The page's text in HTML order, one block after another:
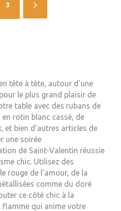
3
tête à tête, autour d'une
le plus grand plaisir de
table avec des rubans de
rotin blanc cassé, de
et bien d'autres articles de
une soirée
de Saint-Valentin réussie
chic. Utilisez des
rouge de l'amour, de la
comme du doré
ce côté chic à la
flamme qui anime votre